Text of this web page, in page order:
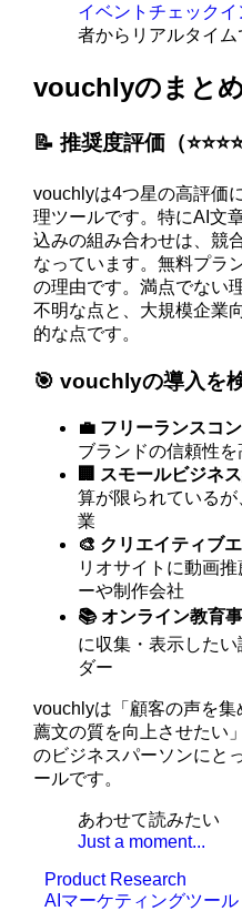
イベントチェックイ
者からリアルタイ
vouchlyのまと
📝 推奨度評価（⭐️⭐️⭐️⭐️
vouchlyは4つ星の高評価
理ツールです。特にAI文
込みの組み合わせは、競
なっています。無料プラ
の理由です。満点でない
不明な点と、大規模企業
的な点です。
🎯 vouchlyの導入を
💼 フリーランスコ
ブランドの信頼性
🏢 スモールビジネ
算が限られている
業
🎨 クリエイティブ
リオサイトに動画
ーや制作会社
📚 オンライン教育
に収集・表示した
ダー
vouchlyは「顧客の声を
薦文の質を向上させたい
のビジネスパーソンにと
ールです。
あわせて読みたい
Just a moment...
Product Research
AIマーケティングツール